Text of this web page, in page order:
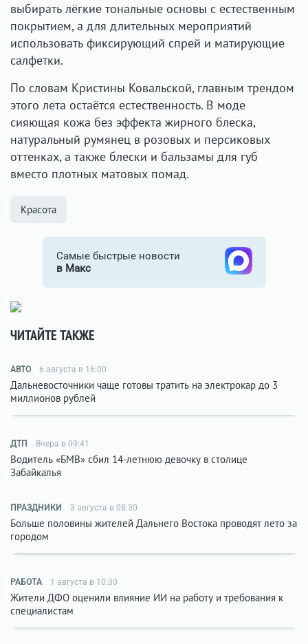
выбирать лёгкие тональные основы с естественным
покрытием, а для длительных мероприятий
использовать фиксирующий спрей и матирующие
салфетки.
По словам Кристины Ковальской, главным трендом
этого лета остаётся естественность. В моде
сияющая кожа без эффекта жирного блеска,
натуральный румянец в розовых и персиковых
оттенках, а также блески и бальзамы для губ
вместо плотных матовых помад.
Красота
Самые быстрые новости
в Макс
ЧИТАЙТЕ ТАКЖЕ
АВТО 6 августа в 16:00
Дальневосточники чаще готовы тратить на электрокар до 3
миллионов рублей
ДТП Вчера в 09:41
Водитель «БМВ» сбил 14-летнюю девочку в столице
Забайкалья
ПРАЗДНИКИ 3 августа в 08:30
Больше половины жителей Дальнего Востока проводят лето за
городом
РАБОТА 1 августа в 10:30
Жители ДФО оценили влияние ИИ на работу и требования к
специалистам